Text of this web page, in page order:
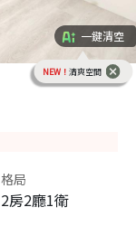
一鍵清空
NEW！ 清爽空間
格局
2房2廳1衛